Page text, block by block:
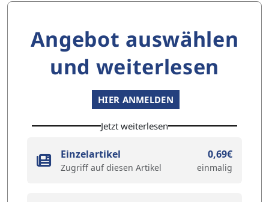
Angebot auswählen
und weiterlesen
HIER ANMELDEN
Jetzt weiterlesen
Einzelartikel
Zugriff auf diesen Artikel
0,69€
einmalig